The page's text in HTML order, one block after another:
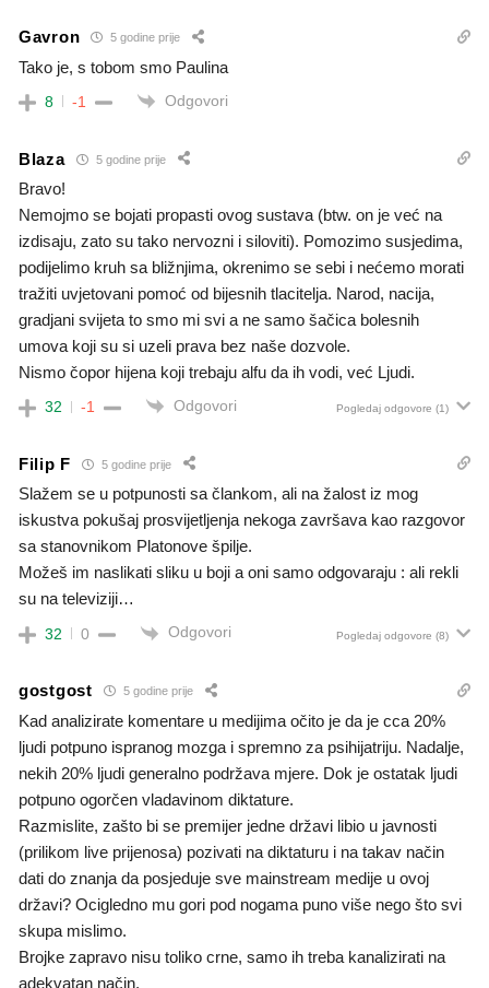
Gavron 5 godine prije
Tako je, s tobom smo Paulina
8 -1 Odgovori
Blaza 5 godine prije
Bravo!
Nemojmo se bojati propasti ovog sustava (btw. on je već na
izdisaju, zato su tako nervozni i siloviti). Pomozimo susjedima,
podijelimo kruh sa bližnjima, okrenimo se sebi i nećemo morati
tražiti uvjetovani pomoć od bijesnih tlacitelja. Narod, nacija,
gradjani svijeta to smo mi svi a ne samo šačica bolesnih
umova koji su si uzeli prava bez naše dozvole.
Nismo čopor hijena koji trebaju alfu da ih vodi, već Ljudi.
32 -1 Odgovori Pogledaj odgovore (1)
Filip F 5 godine prije
Slažem se u potpunosti sa člankom, ali na žalost iz mog
iskustva pokušaj prosvijetljenja nekoga završava kao razgovor
sa stanovnikom Platonove špilje.
Možeš im naslikati sliku u boji a oni samo odgovaraju : ali rekli
su na televiziji…
32 0 Odgovori Pogledaj odgovore (8)
gostgost 5 godine prije
Kad analizirate komentare u medijima očito je da je cca 20%
ljudi potpuno ispranog mozga i spremno za psihijatriju. Nadalje,
nekih 20% ljudi generalno podržava mjere. Dok je ostatak ljudi
potpuno ogorčen vladavinom diktature.
Razmislite, zašto bi se premijer jedne državi libio u javnosti
(prilikom live prijenosa) pozivati na diktaturu i na takav način
dati do znanja da posjeduje sve mainstream medije u ovoj
državi? Ocigledno mu gori pod nogama puno više nego što svi
skupa mislimo.
Brojke zapravo nisu toliko crne, samo ih treba kanalizirati na
adekvatan način.